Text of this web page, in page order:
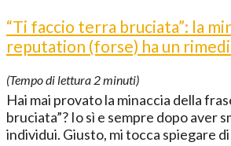
“Ti faccio terra bruciata”: la
reputation (forse) ha un
(Tempo di lettura 2minuti)
Hai mai provato la minaccia della
bruciata”? Io sì e sempre dopo aver
individui. Giusto, mi tocca spiegare